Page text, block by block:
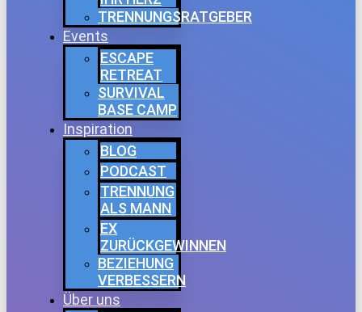
TRENNUNGSRATGEBER
Events
ESCAPE
RETREAT
SURVIVAL
BASE CAMP
Inspiration
BLOG
PODCAST
TRENNUNG
ALS MANN
EX
ZURÜCKGEWINNEN
BEZIEHUNG
VERBESSERN
Über uns